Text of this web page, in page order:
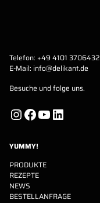
Telefon: +49 4101 3706432
E-Mail: info@delikant.de
Besuche und folge uns.
InstagramFacebook YouTube LinkedIn
YUMMY!
PRODUKTE
REZEPTE
NEWS
BESTELLANFRAGE